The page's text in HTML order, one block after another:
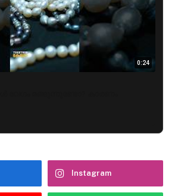
0:24
Instagram